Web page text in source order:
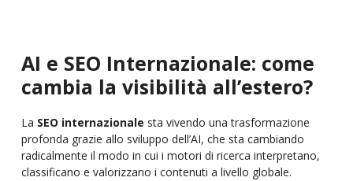
AI e SEO Internazionale: come
cambia la visibilità all’estero?
La SEO internazionale sta vivendo una trasformazione
profonda grazie allo sviluppo dell’AI, che sta cambiando
radicalmente il modo in cui i motori di ricerca interpretano,
classificano e valorizzano i contenuti a livello globale.